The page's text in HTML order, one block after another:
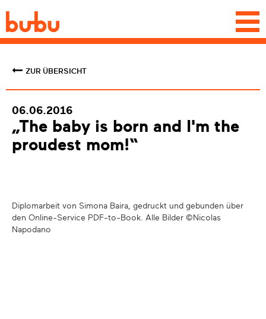
ZUR ÜBERSICHT
06.06.2016
„The baby is born and I'm the
proudest mom!“
Diplomarbeit von Simona Baira, gedruckt und gebunden über
den Online-Service PDF-to-Book. Alle Bilder ©Nicolas
Napodano